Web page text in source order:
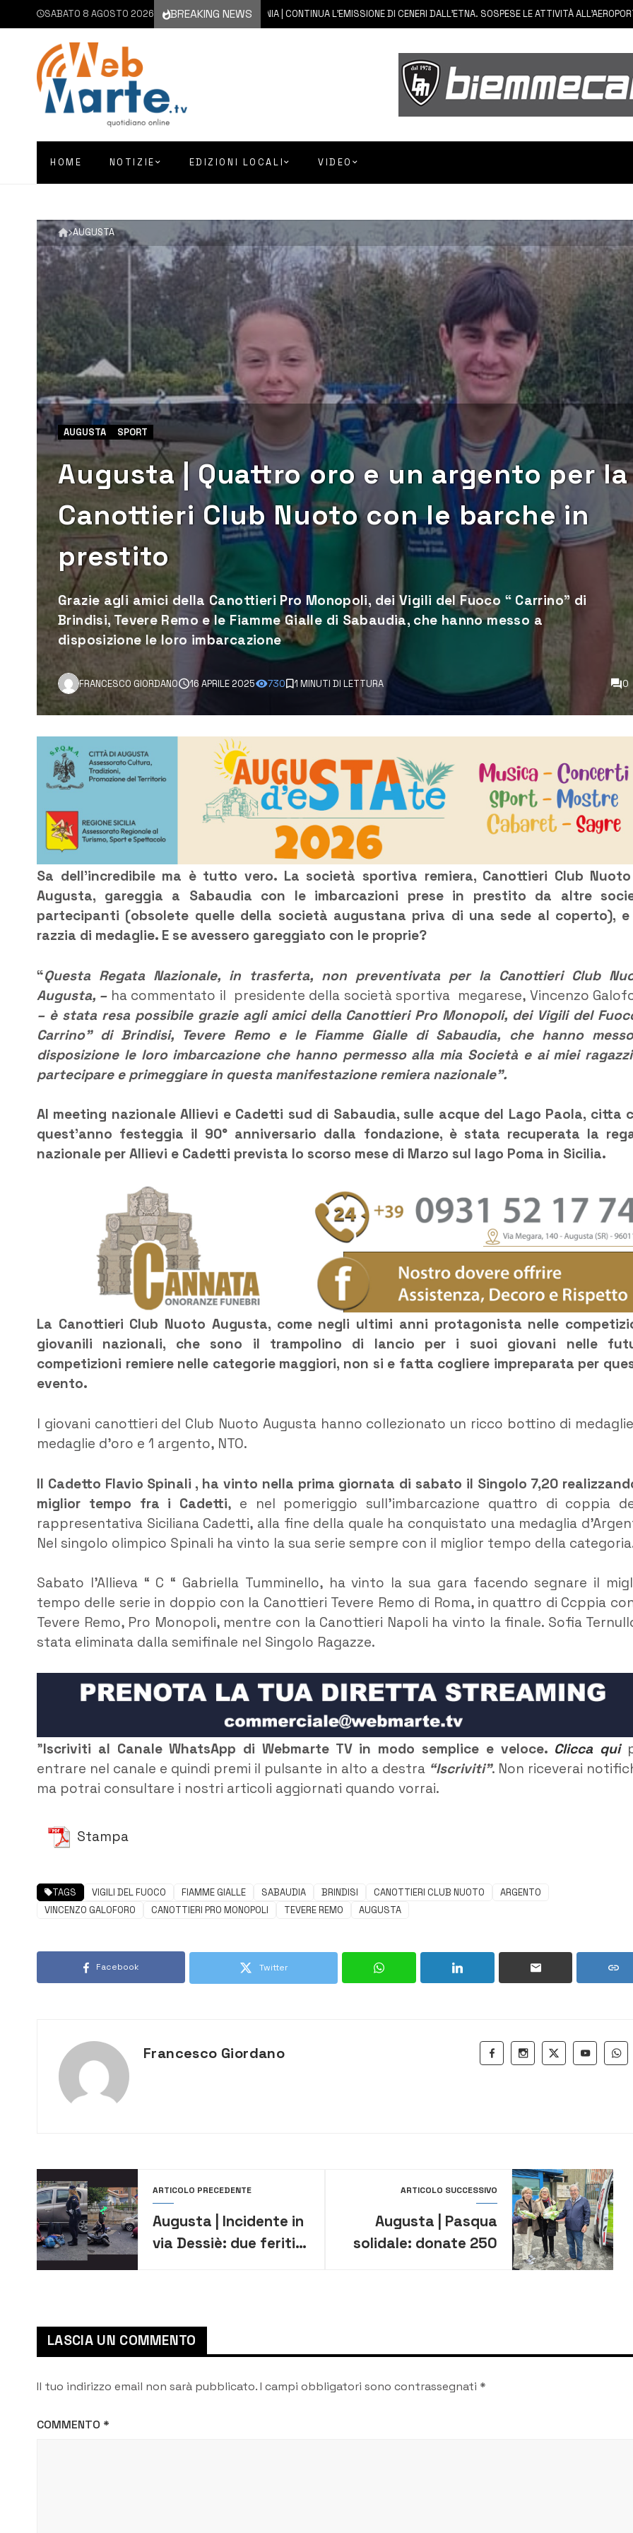
SABATO 8 AGOSTO 2026 BREAKING NEWS
8 AGOSTO 2026 CATANIA | CONTINUA L’EMISSIONE DI CENERI DALL’ETNA. SOSPESE LE ATTIVITÀ ALL’AEROPORTO DI
HOME NOTIZIE EDIZIONI LOCALI VIDEO
AUGUSTA
AUGUSTA SPORT
Augusta | Quattro oro e un argento per la
Canottieri Club Nuoto con le barche in
prestito
Grazie agli amici della Canottieri Pro Monopoli, dei Vigili del Fuoco “ Carrino” di
Brindisi, Tevere Remo e le Fiamme Gialle di Sabaudia, che hanno messo a
disposizione le loro imbarcazione
FRANCESCO GIORDANO 16 APRILE 2025 730 1 MINUTI DI LETTURA 0
Sa dell’incredibile ma è tutto vero. La società sportiva remiera, Canottieri Club
Augusta, gareggia a Sabaudia con le imbarcazioni prese in prestito da altre
partecipanti (obsolete quelle della società augustana priva di una sede al coperto),
razzia di medaglie. E se avessero gareggiato con le proprie?
“Questa Regata Nazionale, in trasferta, non preventivata per la Canottieri Club
Augusta, – ha commentato il presidente della società sportiva megarese, Vincenzo
– è stata resa possibile grazie agli amici della Canottieri Pro Monopoli, dei Vigili del
Carrino” di Brindisi, Tevere Remo e le Fiamme Gialle di Sabaudia, che hanno
disposizione le loro imbarcazione che hanno permesso alla mia Società e ai miei
partecipare e primeggiare in questa manifestazione remiera nazionale”.
Al meeting nazionale Allievi e Cadetti sud di Sabaudia, sulle acque del Lago Paola, citta
quest’anno festeggia il 90° anniversario dalla fondazione, è stata recuperata la
nazionale per Allievi e Cadetti prevista lo scorso mese di Marzo sul lago Poma in Sicilia.
La Canottieri Club Nuoto Augusta, come negli ultimi anni protagonista nelle
giovanili nazionali, che sono il trampolino di lancio per i suoi giovani nelle
competizioni remiere nelle categorie maggiori, non si e fatta cogliere impreparata per
evento.
I giovani canottieri del Club Nuoto Augusta hanno collezionato un ricco bottino di
medaglie d’oro e 1 argento, NTO.
Il Cadetto Flavio Spinali , ha vinto nella prima giornata di sabato il Singolo 7,20
miglior tempo fra i Cadetti, e nel pomeriggio sull’imbarcazione quattro di coppia
rappresentativa Siciliana Cadetti, alla fine della quale ha conquistato una medaglia
Nel singolo olimpico Spinali ha vinto la sua serie sempre con il miglior tempo della
Sabato l’Allieva “ C “ Gabriella Tumminello, ha vinto la sua gara facendo segnare il
tempo delle serie in doppio con la Canottieri Tevere Remo di Roma, in quattro di Ccppia
Tevere Remo, Pro Monopoli, mentre con la Canottieri Napoli ha vinto la finale. Sofia
stata eliminata dalla semifinale nel Singolo Ragazze.
”Iscriviti al Canale WhatsApp di Webmarte TV in modo semplice e veloce. Clicca qui
entrare nel canale e quindi premi il pulsante in alto a destra “Iscriviti”. Non riceverai
ma potrai consultare i nostri articoli aggiornati quando vorrai.
Stampa
TAGS VIGILI DEL FUOCO FIAMME GIALLE SABAUDIA BRINDISI CANOTTIERI CLUB NUOTO
ARGENTO
VINCENZO GALOFORO
CANOTTIERI PRO MONOPOLI TEVERE REMO AUGUSTA
Facebook Twitter
Francesco Giordano
ARTICOLO PRECEDENTE
Augusta | Incidente in
via Dessiè: due feriti
ARTICOLO SUCCESSIVO
Augusta | Pasqua
solidale: donate 250
LASCIA UN COMMENTO
Il tuo indirizzo email non sarà pubblicato.I campi obbligatori sono contrassegnati *
COMMENTO *